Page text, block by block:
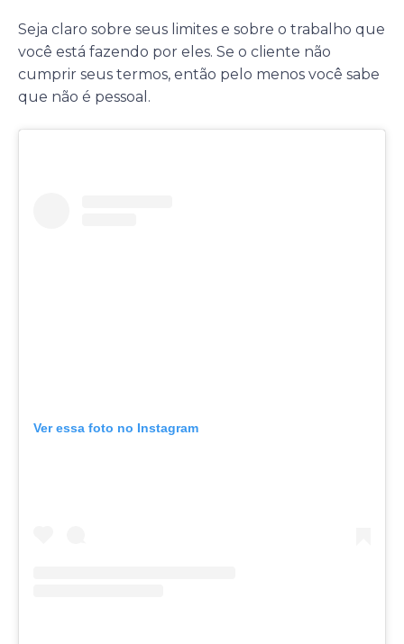
Seja claro sobre seus limites e sobre o trabalho que
você está fazendo por eles. Se o cliente não
cumprir seus termos, então pelo menos você sabe
que não é pessoal.
Ver essa foto no Instagram